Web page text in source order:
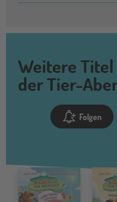
Weitere Titel
der Tier-
Folgen